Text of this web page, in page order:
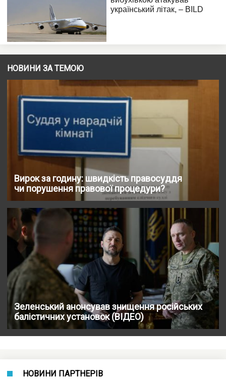
НОВИНИ ЗА ТЕМОЮ
Вирок за годину: швидкість правосуддя
чи порушення правової процедури?
Зеленський анонсував знищення російських
балістичних установок (ВІДЕО)
НОВИНИ ПАРТНЕРІВ